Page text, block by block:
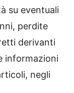
su eventuali
perdite
derivanti
informazioni
negli